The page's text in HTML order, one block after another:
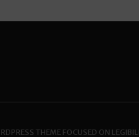
THEME FOCUSED ON